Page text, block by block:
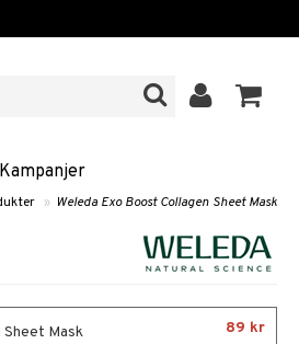
Kampanjer
» Weleda Exo Boost Collagen Sheet Mask
Sheet Mask 89 kr